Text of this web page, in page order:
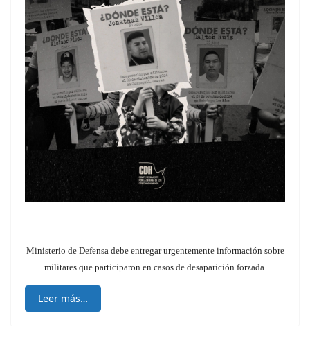
Ministerio de Defensa debe entregar urgentemente información sobre
militares que participaron en casos de desaparición forzada.
Leer más…